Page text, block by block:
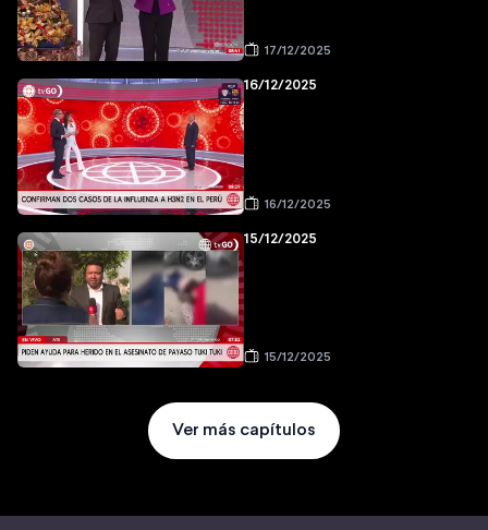
17/12/2025
16/12/2025
16/12/2025
15/12/2025
15/12/2025
Ver más capítulos